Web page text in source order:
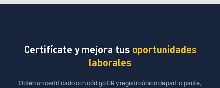
5.6. Arquitectura - Muros y Tabiques de
6.4. Instalaciones Sanitarias - Sistema de
Desagüe
0:12:24
6.5. Instalaciones Sanitarias - Sistema de
0:10:14
Certifícate y mejora tus oportunidades
laborales
Obtén un certificado con código QR y registro único de participante,